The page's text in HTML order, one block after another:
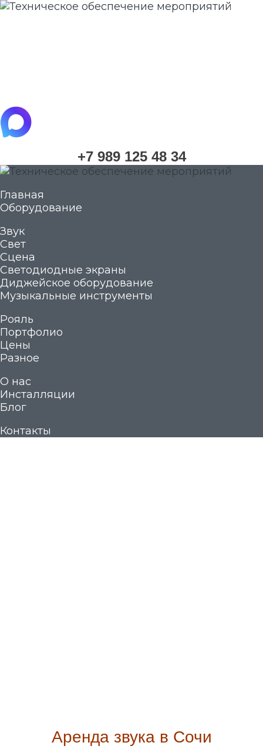
maximize
+7 989 125 48 34
Главная
Оборудование
Звук
Свет
Сцена
Светодиодные экраны
Диджейское оборудование
Музыкальные инструменты
Рояль
Портфолио
Цены
Разное
О нас
Инсталляции
Блог
Контакты
Аренда звука в Сочи